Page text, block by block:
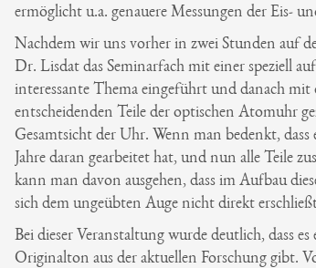
ermöglicht u.a. genauere Messungen der Eis-
Nachdem wir uns vorher in zwei Stunden auf
Dr. Lisdat das Seminarfach mit einer speziell
interessante Thema eingeführt und danach
entscheidenden Teile der optischen Atomuhr
Gesamtsicht der Uhr. Wenn man bedenkt,
Jahre daran gearbeitet hat, und nun alle Teile
kann man davon ausgehen, dass im Aufbau
sich dem ungeübten Auge nicht direkt
Bei dieser Veranstaltung wurde deutlich, dass
Originalton aus der aktuellen Forschung gibt.